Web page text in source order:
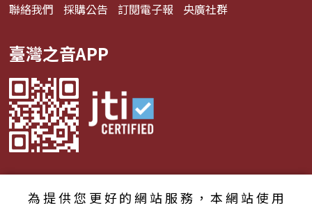
聯絡我們 採購公告 訂閱電子報 央廣社群
臺灣之音APP
為提供您更好的網站服務，本網站使用